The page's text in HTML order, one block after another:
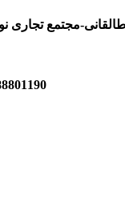
طبقه سوم- واحد 11048 /*/ 02188801190 /
09104343543 / 09101115862